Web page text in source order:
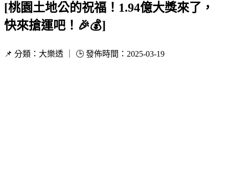
[桃園土地公的祝福！1.94億大獎來了，
快來搶運吧！🎉💰]
📌 分類：大樂透 ｜ 🕒 發佈時間：2025-03-19